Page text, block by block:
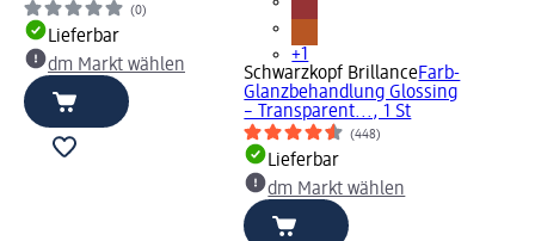
(0)
Lieferbar
dm Markt wählen
+1
Schwarzkopf BrillanceFarb-
Glanzbehandlung Glossing
– Transparent..., 1 St
(448)
Lieferbar
dm Markt wählen